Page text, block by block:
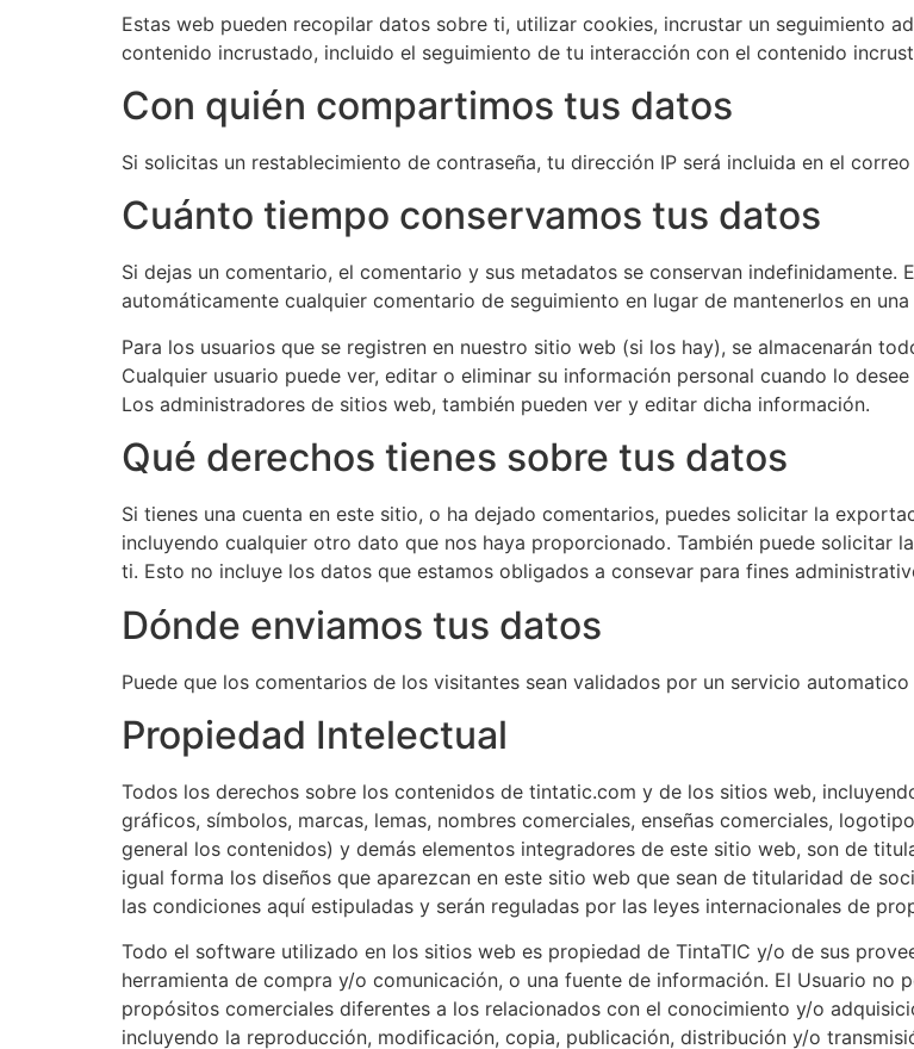
Estas web pueden recopilar datos sobre ti, utilizar cookies, incrustar un seguimiento
contenido incrustado, incluido el seguimiento de tu interacción con el contenido
Con quién compartimos tus datos
Si solicitas un restablecimiento de contraseña, tu dirección IP será incluida en el
Cuánto tiempo conservamos tus datos
Si dejas un comentario, el comentario y sus metadatos se conservan
automáticamente cualquier comentario de seguimiento en lugar de mantenerlos en
Para los usuarios que se registren en nuestro sitio web (si los hay), se almacenarán
Cualquier usuario puede ver, editar o eliminar su información personal cuando lo
Los administradores de sitios web, también pueden ver y editar dicha información.
Qué derechos tienes sobre tus datos
Si tienes una cuenta en este sitio, o ha dejado comentarios, puedes solicitar la
incluyendo cualquier otro dato que nos haya proporcionado. También puede solicitar
ti. Esto no incluye los datos que estamos obligados a consevar para fines
Dónde enviamos tus datos
Puede que los comentarios de los visitantes sean validados por un servicio
Propiedad Intelectual
Todos los derechos sobre los contenidos de tintatic.com y de los sitios web,
gráficos, símbolos, marcas, lemas, nombres comerciales, enseñas comerciales,
general los contenidos) y demás elementos integradores de este sitio web, son de
igual forma los diseños que aparezcan en este sitio web que sean de titularidad de
las condiciones aquí estipuladas y serán reguladas por las leyes internacionales de
Todo el software utilizado en los sitios web es propiedad de TintaTIC y/o de sus
herramienta de compra y/o comunicación, o una fuente de información. El Usuario
propósitos comerciales diferentes a los relacionados con el conocimiento y/o
incluyendo la reproducción, modificación, copia, publicación, distribución y/o